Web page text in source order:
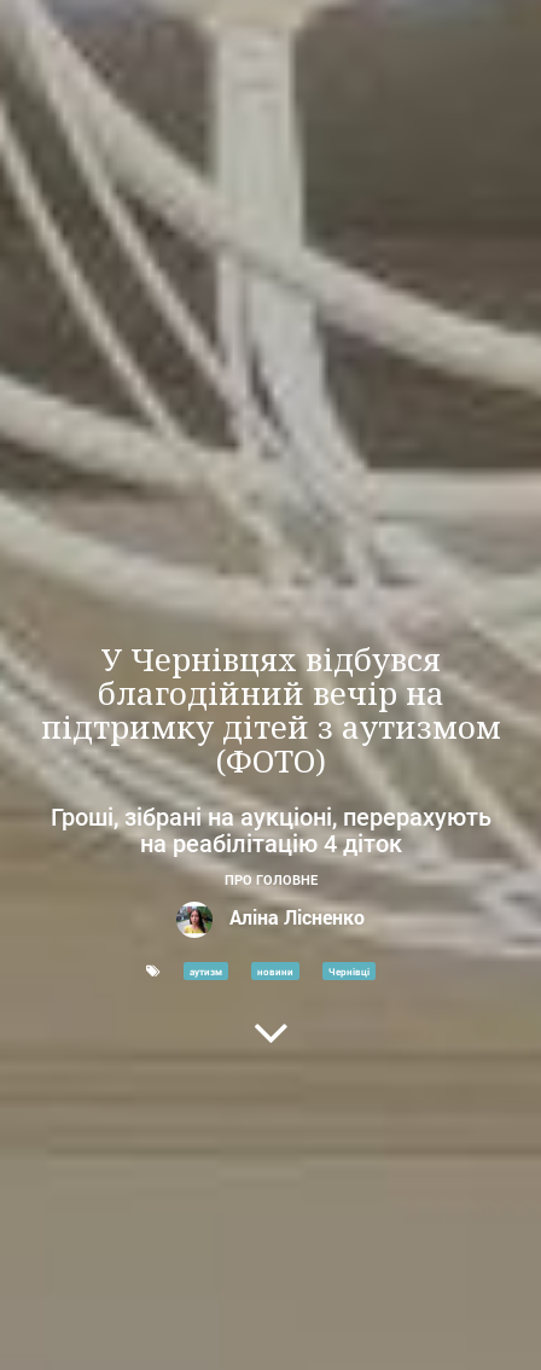
У Чернівцях відбувся
благодійний вечір на
підтримку дітей з аутизмом
(ФОТО)
Гроші, зібрані на аукціоні, перерахують
на реабілітацію 4 діток
ПРО ГОЛОВНЕ
Аліна Лісненко
аутизм новини Чернівці